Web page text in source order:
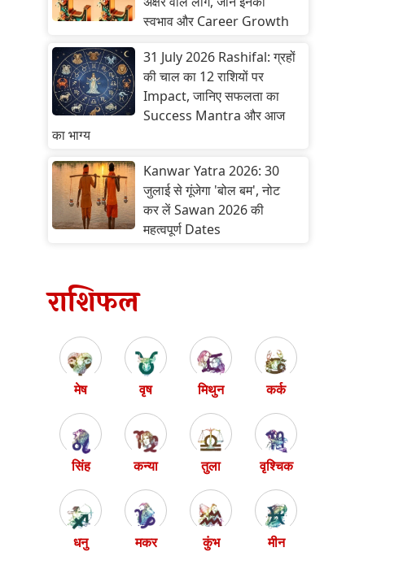
स्वभाव और Career Growth
31 July 2026 Rashifal: ग्रहों
की चाल का 12 राशियों पर
Impact, जानिए सफलता का
Success Mantra और आज
का भाग्य
Kanwar Yatra 2026: 30
जुलाई से गूंजेगा 'बोल बम', नोट
कर लें Sawan 2026 की
महत्वपूर्ण Dates
राशिफल
मेष वृष मिथुन कर्क
सिंह कन्या तुला वृश्चिक
धनु मकर कुंभ मीन